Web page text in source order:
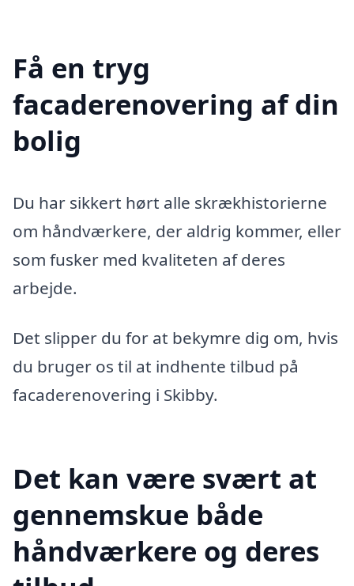
Få en tryg
facaderenovering af din
bolig
Du har sikkert hørt alle skrækhistorierne
om håndværkere, der aldrig kommer, eller
som fusker med kvaliteten af deres
arbejde.
Det slipper du for at bekymre dig om, hvis
du bruger os til at indhente tilbud på
facaderenovering i Skibby.
Det kan være svært at
gennemskue både
håndværkere og deres